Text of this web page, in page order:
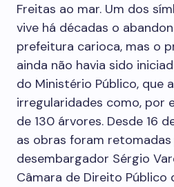
Freitas ao mar. Um dos
vive há décadas o
prefeitura carioca, mas o
ainda não havia sido
do Ministério Público, que
irregularidades como, por
de 130 árvores. Desde 16
as obras foram
desembargador Sérgio
Câmara de Direito Público